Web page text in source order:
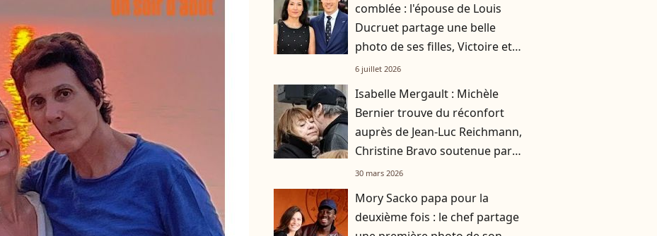
comblée : l'épouse de Louis
Ducruet partage une belle
photo de ses filles, Victoire et
Constance
6 juillet 2026
Isabelle Mergault : Michèle
Bernier trouve du réconfort
auprès de Jean-Luc Reichmann,
Christine Bravo soutenue par
son mari
30 mars 2026
Mory Sacko papa pour la
deuxième fois : le chef partage